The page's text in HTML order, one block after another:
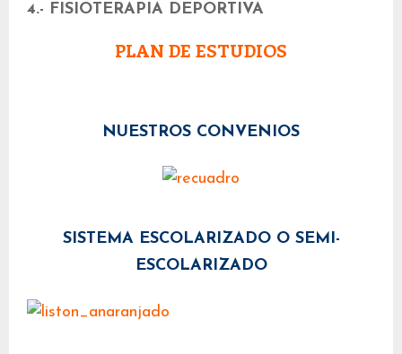
4.- FISIOTERAPIA DEPORTIVA
PLAN DE ESTUDIOS
NUESTROS CONVENIOS
SISTEMA ESCOLARIZADO O SEMI-
ESCOLARIZADO